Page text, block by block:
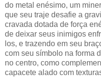
do metal enésimo, um
que seu traje desafie a
cravada dotada de força
de deixar seus inimigos
los, e trazendo em seu
com seu símbolo na forma
no centro, como
capacete alado com